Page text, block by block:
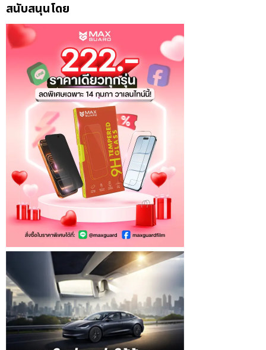
สนับสนุนโดย